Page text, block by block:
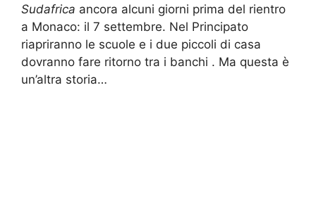
Sudafrica ancora alcuni giorni prima del rientro
a Monaco: il 7 settembre. Nel Principato
riapriranno le scuole e i due piccoli di casa
dovranno fare ritorno tra i banchi . Ma questa è
un’altra storia…